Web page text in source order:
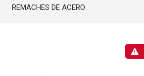
REMACHES DE ACERO